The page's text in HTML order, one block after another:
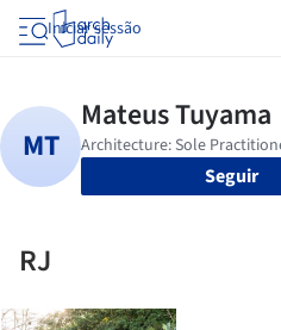
Iniciar sessão
Seguir
RJ